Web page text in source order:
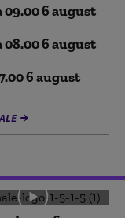
6 august
6 august
6 august